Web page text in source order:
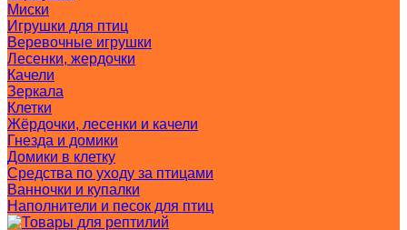
Миски
Игрушки для птиц
Веревочные игрушки
Лесенки, жердочки
Качели
Зеркала
Клетки
Жёрдочки, лесенки и качели
Гнезда и домики
Домики в клетку
Средства по уходу за птицами
Ванночки и купалки
Наполнители и песок для птиц